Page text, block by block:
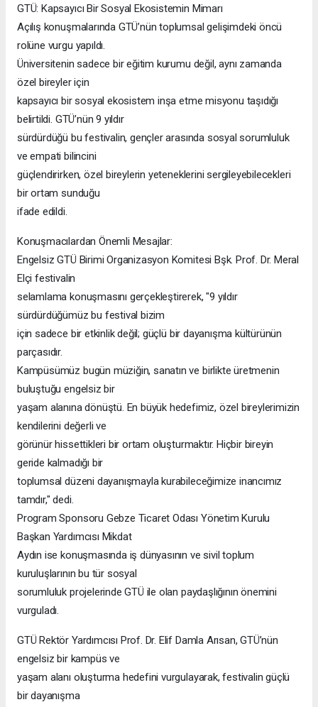
GTÜ: Kapsayıcı Bir Sosyal Ekosistemin Mimarı
Açılış konuşmalarında GTÜ’nün toplumsal gelişimdeki öncü
rolüne vurgu yapıldı.
Üniversitenin sadece bir eğitim kurumu değil, aynı zamanda
özel bireyler için
kapsayıcı bir sosyal ekosistem inşa etme misyonu taşıdığı
belirtildi. GTÜ’nün 9 yıldır
sürdürdüğü bu festivalin, gençler arasında sosyal sorumluluk
ve empati bilincini
güçlendirirken, özel bireylerin yeteneklerini sergileyebilecekleri
bir ortam sunduğu
ifade edildi.
Konuşmacılardan Önemli Mesajlar:
Engelsiz GTÜ Birimi Organizasyon Komitesi Bşk. Prof. Dr. Meral
Elçi festivalin
selamlama konuşmasını gerçekleştirerek, "9 yıldır
sürdürdüğümüz bu festival bizim
için sadece bir etkinlik değil; güçlü bir dayanışma kültürünün
parçasıdır.
Kampüsümüz bugün müziğin, sanatın ve birlikte üretmenin
buluştuğu engelsiz bir
yaşam alanına dönüştü. En büyük hedefimiz, özel bireylerimizin
kendilerini değerli ve
görünür hissettikleri bir ortam oluşturmaktır. Hiçbir bireyin
geride kalmadığı bir
toplumsal düzeni dayanışmayla kurabileceğimize inancımız
tamdır," dedi.
Program Sponsoru Gebze Ticaret Odası Yönetim Kurulu
Başkan Yardımcısı Mikdat
Aydın ise konuşmasında iş dünyasının ve sivil toplum
kuruluşlarının bu tür sosyal
sorumluluk projelerinde GTÜ ile olan paydaşlığının önemini
vurguladı.
GTÜ Rektör Yardımcısı Prof. Dr. Elif Damla Arısan, GTÜ’nün
engelsiz bir kampüs ve
yaşam alanı oluşturma hedefini vurgulayarak, festivalin güçlü
bir dayanışma